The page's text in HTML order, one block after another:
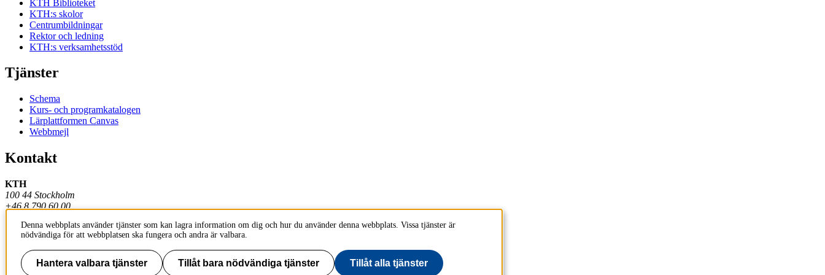
KTH Biblioteket
KTH:s skolor
Centrumbildningar
Rektor och ledning
KTH:s verksamhetsstöd
Tjänster
Schema
Kurs- och programkatalogen
Lärplattformen Canvas
Webbmejl
Kontakt
KTH
100 44 Stockholm
+46 8 790 60 00
Kontakta KTH
Jobba på KTH
Press och media
Faktura och betalning KTH
Om KTH:s webbplatser
Denna webbplats använder tjänster som kan lagra information om dig och hur du använder denna webbplats. Vissa tjänster är
nödvändiga för att webbplatsen ska fungera och andra är valbara.
Hantera valbara tjänster Tillåt bara nödvändiga tjänster Tillåt alla tjänster